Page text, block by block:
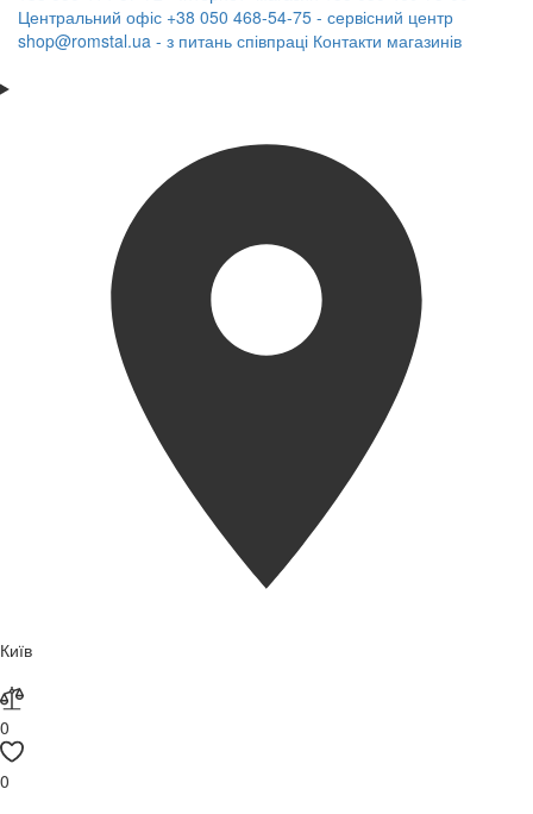
Центральний офіс +38 050 468-54-75 - сервісний центр
shop@romstal.ua - з питань співпраці Контакти магазинів
Київ
0
0